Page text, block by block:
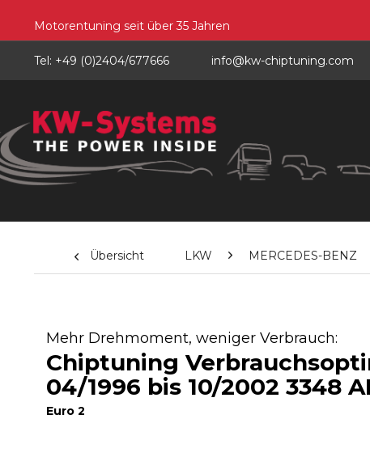
Motorentuning seit über 35 Jahren
Tel: +49 (0)2404/677666 info@kw-chiptuning.com
Übersicht LKW MERCEDES-BENZ
Mehr Drehmoment, weniger Verbrauch:
Chiptuning
04/1996 bis 10/2002 3348
Euro 2